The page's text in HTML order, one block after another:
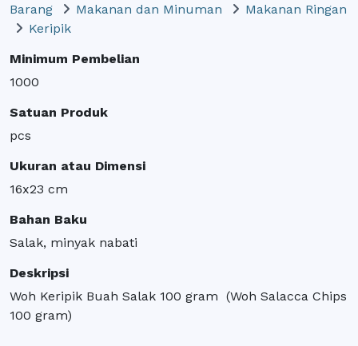
Barang
Makanan dan Minuman
Makanan Ringan
Keripik
Minimum Pembelian
1000
Satuan Produk
pcs
Ukuran atau Dimensi
16x23 cm
Bahan Baku
Salak, minyak nabati
Deskripsi
Woh Keripik Buah Salak 100 gram (Woh Salacca Chips
100 gram)